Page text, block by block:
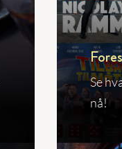
Se
nå!